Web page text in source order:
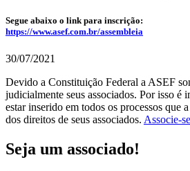
Segue abaixo o link para inscrição:
https://www.asef.com.br/assembleia
30/07/2021
Devido a Constituição Federal a ASEF
judicialmente seus associados. Por isso é
estar inserido em todos os processos que
dos direitos de seus associados. Associe-se
Seja um associado!